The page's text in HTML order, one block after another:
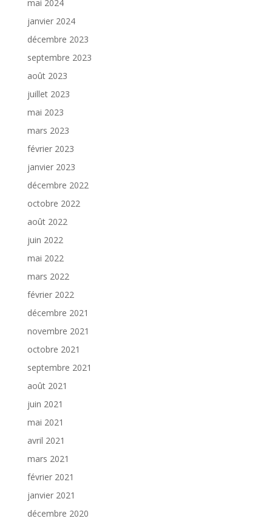
mai 2024
janvier 2024
décembre 2023
septembre 2023
août 2023
juillet 2023
mai 2023
mars 2023
février 2023
janvier 2023
décembre 2022
octobre 2022
août 2022
juin 2022
mai 2022
mars 2022
février 2022
décembre 2021
novembre 2021
octobre 2021
septembre 2021
août 2021
juin 2021
mai 2021
avril 2021
mars 2021
février 2021
janvier 2021
décembre 2020